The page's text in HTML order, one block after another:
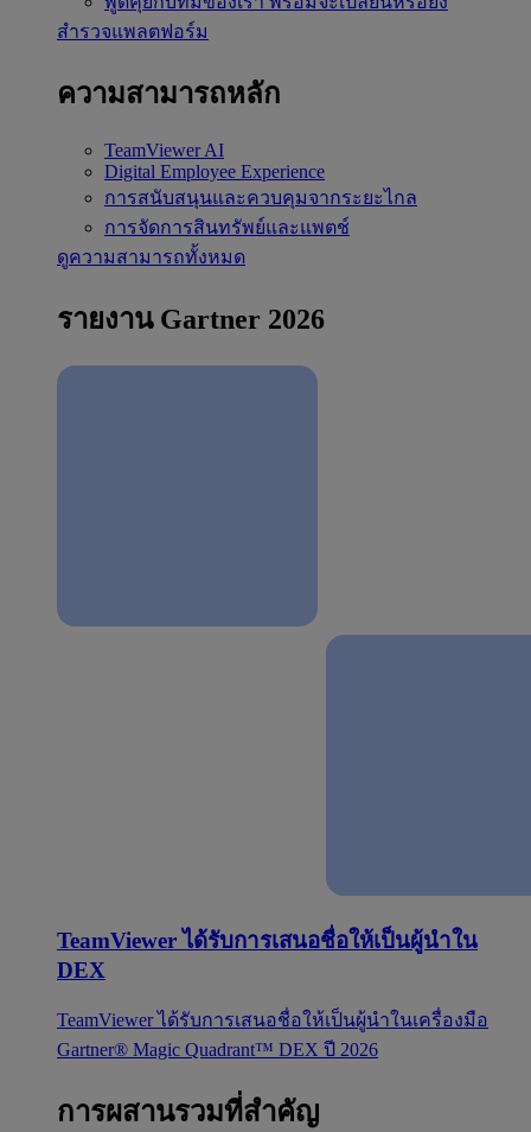
สำรวจแพลตฟอร์ม
ความสามารถหลัก
TeamViewer AI
Digital Employee Experience
การสนับสนุนและควบคุมจากระยะไกล
การจัดการสินทรัพย์และแพตช์
ดูความสามารถทั้งหมด
รายงาน Gartner 2026
TeamViewer ได้รับการเสนอชื่อให้เป็นผู้นำใน
DEX
TeamViewer ได้รับการเสนอชื่อให้เป็นผู้นำในเครื่องมือ
Gartner® Magic Quadrant™ DEX ปี 2026
การผสานรวมที่สำคัญ